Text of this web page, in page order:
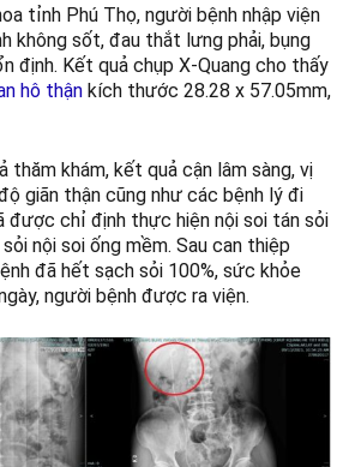
tỉnh Phú Thọ, người bệnh nhập viện
không sốt, đau thắt lưng phải, bụng
định. Kết quả chụp X-Quang cho thấy
hô thận kích thước 28.28 x 57.05mm,
thăm khám, kết quả cận lâm sàng, vị
giãn thận cũng như các bệnh lý đi
được chỉ định thực hiện nội soi tán sỏi
nội soi ống mềm. Sau can thiệp
đã hết sạch sỏi 100%, sức khỏe
người bệnh được ra viện.